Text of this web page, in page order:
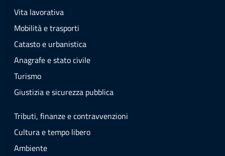
Vita lavorativa
Mobilità e trasporti
Catasto e urbanistica
Anagrafe e stato civile
Turismo
Giustizia e sicurezza pubblica
Tributi, finanze e contravvenzioni
Cultura e tempo libero
Ambiente